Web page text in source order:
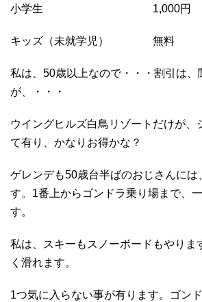
小学生 1,000円
キッズ（未就学児） 無料
私は、50歳以上なので・・・割引は、
が、・・・
ウイングヒルズ白鳥リゾートだけが、
て有り、かなりお得かな？
ゲレンデも50歳台半ばのおじさんには
す。1番上からゴンドラ乗り場まで、
す。
私は、スキーもスノーボードもやりま
く滑れます。
1つ気に入らない事が有ります。ゴン